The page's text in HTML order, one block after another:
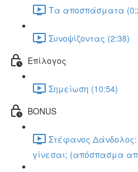
Τα αποσπάσματα
Συνοψίζοντας (2:38)
Επίλογος
Σημείωση (10:54)
BONUS
Στέφανος
γίνεσαι; (απόσπασμα